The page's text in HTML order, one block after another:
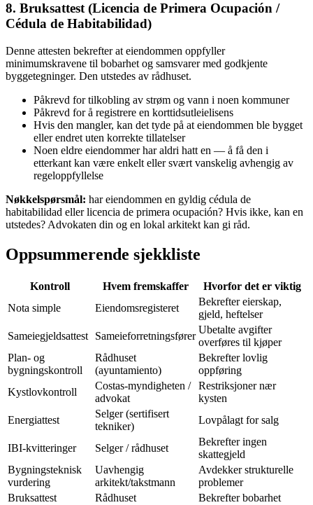
8. Bruksattest (Licencia de Primera Ocupación /
Cédula de Habitabilidad)
Denne attesten bekrefter at eiendommen oppfyller
minimumskravene til bobarhet og samsvarer med godkjente
byggetegninger. Den utstedes av rådhuset.
Påkrevd for tilkobling av strøm og vann i noen kommuner
Påkrevd for å registrere en korttidsutleielisens
Hvis den mangler, kan det tyde på at eiendommen ble bygget
eller endret uten korrekte tillatelser
Noen eldre eiendommer har aldri hatt en — å få den i
etterkant kan være enkelt eller svært vanskelig avhengig av
regeloppfyllelse
Nøkkelspørsmål: har eiendommen en gyldig cédula de
habitabilidad eller licencia de primera ocupación? Hvis ikke, kan en
utstedes? Advokaten din og en lokal arkitekt kan gi råd.
Oppsummerende sjekkliste
Kontroll Hvem fremskaffer
Hvorfor det er viktig
Nota simple
Eiendomsregisteret
Bekrefter eierskap,
gjeld, heftelser
Sameiegjeldsattest
Sameieforretningsfører
Ubetalte avgifter
overføres til kjøper
Plan- og
bygningskontroll
Rådhuset
(ayuntamiento)
Bekrefter lovlig
oppføring
Kystlovkontroll
Costas-myndigheten /
advokat
Restriksjoner nær
kysten
Energiattest
Selger (sertifisert
tekniker)
Lovpålagt for salg
IBI-kvitteringer Selger / rådhuset
Bekrefter ingen
skattegjeld
Bygningsteknisk
vurdering
Uavhengig
arkitekt/takstmann
Avdekker strukturelle
problemer
Bruksattest
Rådhuset Bekrefter bobarhet